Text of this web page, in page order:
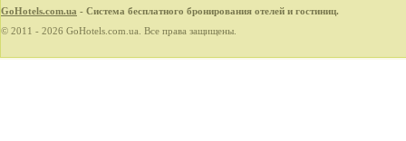
GoHotels.com.ua - Система бесплатного бронирования отелей и гостиниц.
© 2011 - 2026 GoHotels.com.ua. Все права защищены.